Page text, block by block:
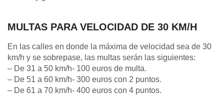
MULTAS PARA VELOCIDAD DE 30 KM/H
En las calles en donde la máxima de velocidad sea de 30
km/h y se sobrepase, las multas serán las siguientes:
– De 31 a 50 km/h- 100 euros de multa.
– De 51 a 60 km/h- 300 euros con 2 puntos.
– De 61 a 70 km/h- 400 euros con 4 puntos.